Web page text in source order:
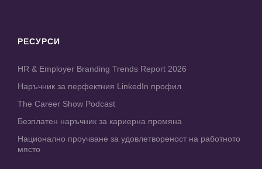
РЕСУРСИ
HR & Employer Branding Trends Report 2026
Наръчник за перфектния LinkedIn профил
The Career Show Podcast
Безплатен наръчник за кариерна промяна
Национално проучване за удовлетвореност на работното
място